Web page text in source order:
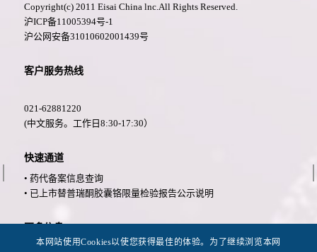
Copyright(c) 2011 Eisai China lnc.All Rights Reserved.
沪ICP备11005394号-1
沪公网安备31010602001439号
客户服务热线
021-62881220
(中文服务。工作日8:30-17:30）
快速通道
• 药代备案信息查询
• 已上市替普瑞酮胶囊铬限量检验报告公示说明
更多信息
• 法律公告
本网站使用Cookies以使您获得最佳的体验。为了继续浏览本网